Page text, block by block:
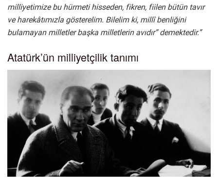
milliyetimize bu hürmeti hisseden, fikren, fiilen bütün tavır
ve harekâtımızla gösterelim. Bilelim ki, millî benliğini
bulamayan milletler başka milletlerin avıdır” demektedir.”
Atatürk’ün milliyetçilik tanımı